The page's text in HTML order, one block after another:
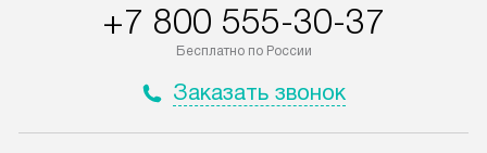
+7 800 555-30-37
Бесплатно по России
Заказать звонок